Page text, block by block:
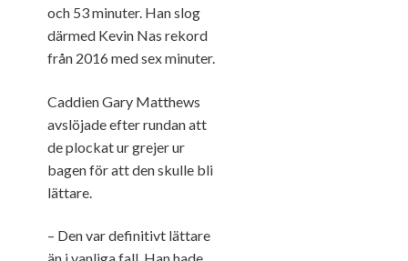
och 53 minuter. Han slog
därmed Kevin Nas rekord
från 2016 med sex minuter.
Caddien Gary Matthews
avslöjade efter rundan att
de plockat ur grejer ur
bagen för att den skulle bli
lättare.
– Den var definitivt lättare